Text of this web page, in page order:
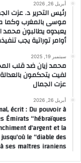
أبريل 26, 2026
رئيس التحرير د. عزت
موسى بالمغرب وكما
يعبدوه يطالبون
أوامر توراتية يجب
سبتمبر 19, 2025
محمد زيان ضد قلب
لفيت يتحكمون
عزت الجمال
أبريل 26, 2026
écrit : Du pouvoir à
Émirats “hébraïques
d’argent et la
le “diable des
maîtres iraniens ?